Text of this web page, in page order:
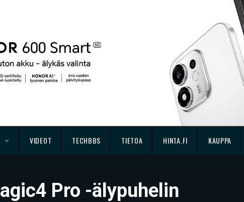
VIDEOT TECHBBS TIETOA HINTA.FI KAUPPA
Pro -älypuhelin